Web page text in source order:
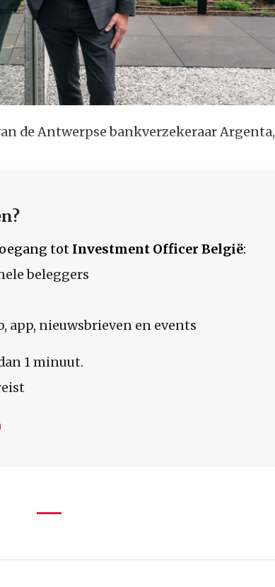
de Antwerpse bankverzekeraar Argenta,
tot Investment Officer België:
beleggers
app, nieuwsbrieven en events
1 minuut.